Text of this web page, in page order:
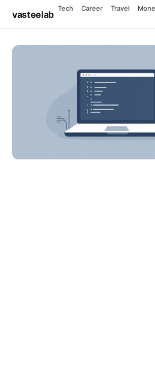
vasteelab
Tech Career Travel